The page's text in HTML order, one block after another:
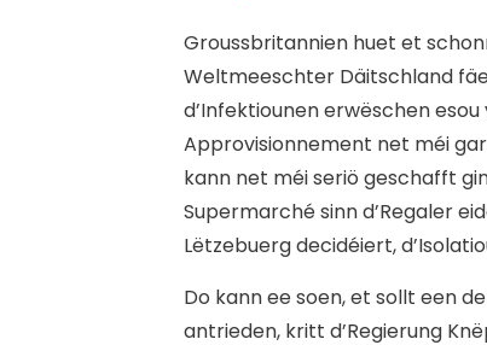
Groussbritannien huet et
Weltmeeschter Däitschland
d’Infektiounen erwëschen
Approvisionnement net méi
kann net méi seriö geschafft
Supermarché sinn d’Regaler
Lëtzebuerg decidéiert,
Do kann ee soen, et sollt een
antrieden, kritt d’Regierung